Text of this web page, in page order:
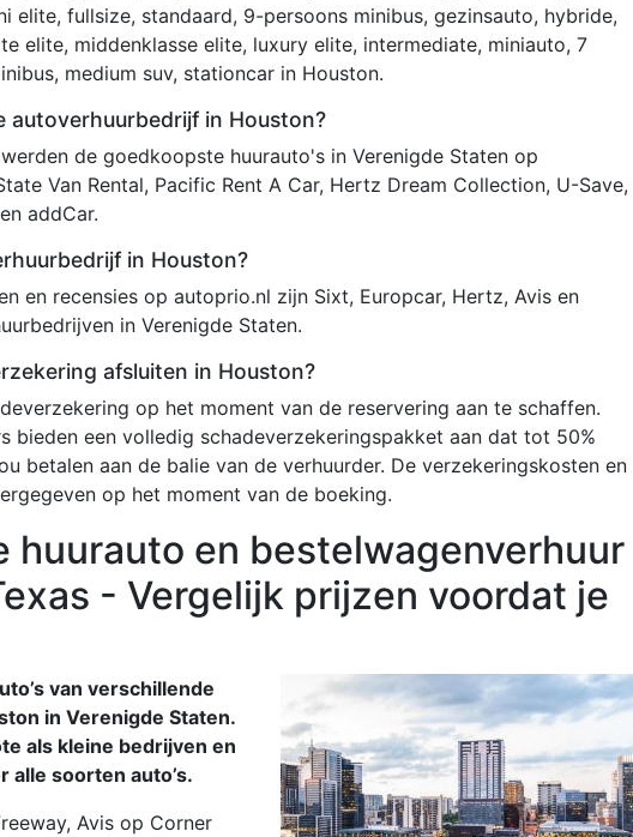
elite, fullsize, standaard, 9-persoons minibus, gezinsauto, hybride,
elite, middenklasse elite, luxury elite, intermediate, miniauto, 7
medium suv, stationcar in Houston.
autoverhuurbedrijf in Houston?
de goedkoopste huurauto's in Verenigde Staten op
Van Rental, Pacific Rent A Car, Hertz Dream Collection, U-Save,
addCar.
in Houston?
en recensies op autoprio.nl zijn Sixt, Europcar, Hertz, Avis en
in Verenigde Staten.
afsluiten in Houston?
op het moment van de reservering aan te schaffen.
bieden een volledig schadeverzekeringspakket aan dat tot 50%
betalen aan de balie van de verhuurder. De verzekeringskosten en
op het moment van de boeking.
huurauto en bestelwagenverhuur
- Vergelijk prijzen voordat je
van verschillende
in Verenigde Staten.
als kleine bedrijven en
alle soorten auto’s.
Avis op Corner